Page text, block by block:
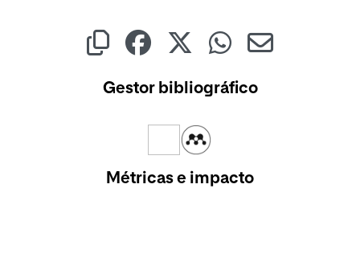
Gestor bibliográfico
Métricas e impacto